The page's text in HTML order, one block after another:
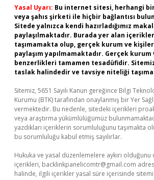
Yasal Uyarı: Bu internet sitesi, herhangi
veya şahıs şirketi ile hiçbir bağlantısı
Sitede yalnızca kendi hazırladığımız
paylaşılmaktadır. Burada yer alan
taşımamakta olup, gerçek kurum ve
paylaşım yapılmamaktadır. Gerçek
benzerlikleri tamamen tesadüfidir.
taslak halindedir ve tavsiye niteliği
Sitemiz, 5651 Sayılı Kanun gereğince Bilgi
Kurumu (BTK) tarafından onaylanmış bir Yer
vermektedir. Bu nedenle, sitedeki içerikleri
veya araştırma yükümlülüğümüz
yazdıkları içeriklerin sorumluluğunu taşımakta
bu sorumluluğu kabul etmiş sayılırlar.
Hukuka ve yasal düzenlemelere aykırı
içerikleri, backlinkpanelicomtr@gmail.com
halinde, ilgili içerikler yasal süre içerisinde